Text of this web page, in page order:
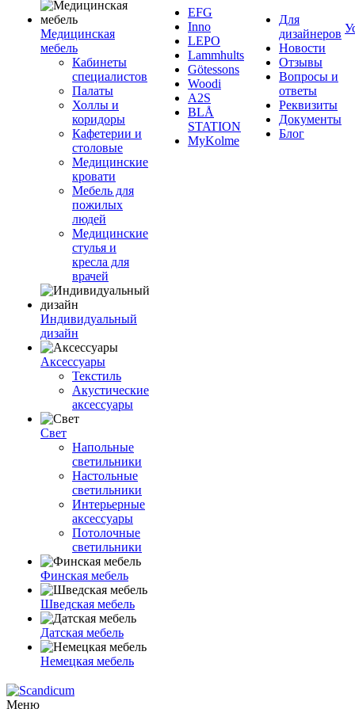
Медицинская
мебель
Кабинеты
специалистов
Палаты
Холлы и
коридоры
Кафетерии и
столовые
Медицинские
кровати
Мебель для
пожилых
людей
Медицинские
стулья и
кресла для
врачей
Индивидуальный
дизайн
Аксессуары
Текстиль
Акустические
аксессуары
Свет
Напольные
светильники
Настольные
светильники
Интерьерные
аксессуары
Потолочные
светильники
Финская мебель
Шведская мебель
Датская мебель
Немецкая мебель
EFG
Inno
LEPO
Lammhults
Götessons
Woodi
A2S
BLÅ
STATION
MyKolme
Для
дизайнеров
Новости
Отзывы
Вопросы и
ответы
Реквизиты
Документы
Блог
Меню